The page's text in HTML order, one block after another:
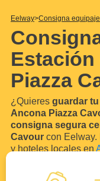
Eelway Consigna equipaje
Piazza
¿Quieres guardar
Ancona Piazza
consigna segura
Cavour con Eelway.
y hoteles locales en
turismo. Nuestras